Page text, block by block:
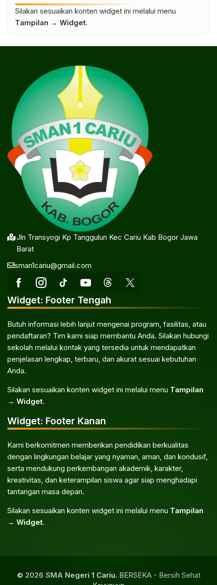
Silakan sesuaikan konten widget ini melalui menu
Tampilan → Widget.
Jln Transyogi Kp Tanggulun Kec Cariu Kab Bogor Jawa
Barat
sman1cariu@gmail.com
Widget: Footer Tengah
Butuh informasi lebih lanjut mengenai program, fasilitas, atau
pendaftaran? Tim kami siap membantu Anda. Silakan hubungi
sekolah melalui kontak yang tersedia untuk mendapatkan
penjelasan lengkap, terbaru, dan akurat sesuai kebutuhan
Anda.
Silakan sesuaikan konten widget ini melalui menu Tampilan
→ Widget.
Widget: Footer Kanan
Kami berkomitmen memberikan pendidikan berkualitas
dengan lingkungan belajar yang nyaman, aman, dan kondusif,
serta mendukung perkembangan akademik, karakter,
kreativitas, dan keterampilan siswa agar siap menghadapi
tantangan masa depan.
Silakan sesuaikan konten widget ini melalui menu Tampilan
→ Widget.
© 2026 SMA Negeri 1 Cariu. BERSEKA - Bersih Sehat